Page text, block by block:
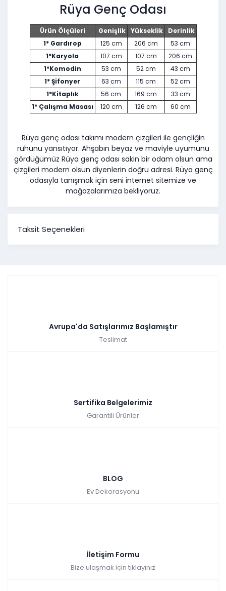
Rüya Genç Odası
Ürün Ölçüleri Genişlik Yükseklik
Derinlik
1* Gardırop
125 cm 206 cm
53 cm
1*Karyola
107 cm 107 cm 206 cm
1*Komodin
53 cm 52 cm 43 cm
1* Şifonyer
63 cm 115 cm
52 cm
1*Kitaplık
56 cm 169 cm
33 cm
1* Çalışma Masası
120 cm 126 cm 60 cm
Rüya genç odası takımı modern çizgileri ile gençliğin
ruhunu yansıtıyor. Ahşabın beyaz ve maviyle uyumunu
gördüğümüz Rüya genç odası sakin bir odam olsun ama
çizgileri modern olsun diyenlerin doğru adresi. Rüya genç
odasıyla tanışmak için seni internet sitemize ve
mağazalarımıza bekliyoruz.
Taksit Seçenekleri
Avrupa'da Satışlarımız Başlamıştır
Teslimat
Sertifika Belgelerimiz
Garantili Ürünler
BLOG
Ev Dekorasyonu
İletişim Formu
Bize ulaşmak için tıklayınız